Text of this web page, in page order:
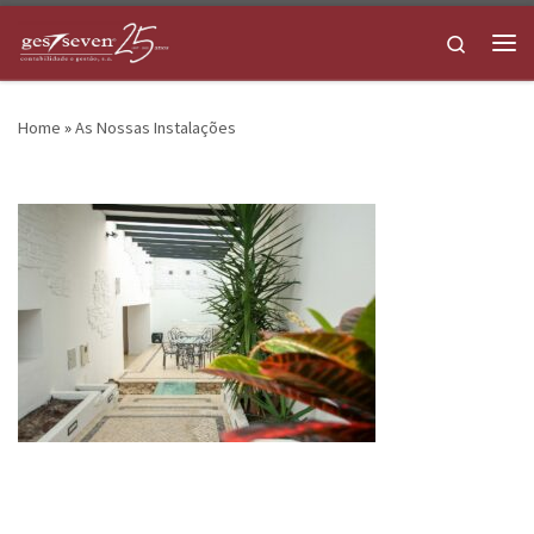
Skip to content
Search
Home »As Nossas Instalações